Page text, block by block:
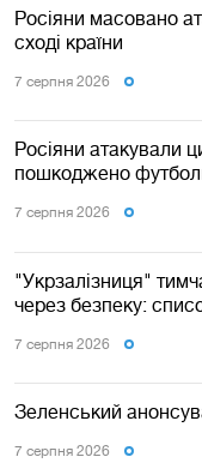
Росіяни масовано
сході країни
7 серпня 2026
Росіяни атакували
пошкоджено
7 серпня 2026
"Укрзалізниця"
через безпеку:
7 серпня 2026
Зеленський
7 серпня 2026